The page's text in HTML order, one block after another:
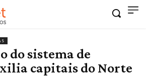
do sistema de
capitais do Norte